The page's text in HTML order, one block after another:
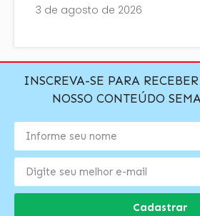
3 de agosto de 2026
INSCREVA-SE PARA
NOSSO CONTEÚDO
Cadastrar